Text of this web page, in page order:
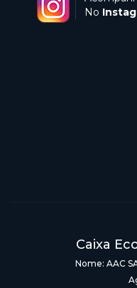
No
Caixa
Nome: AAC